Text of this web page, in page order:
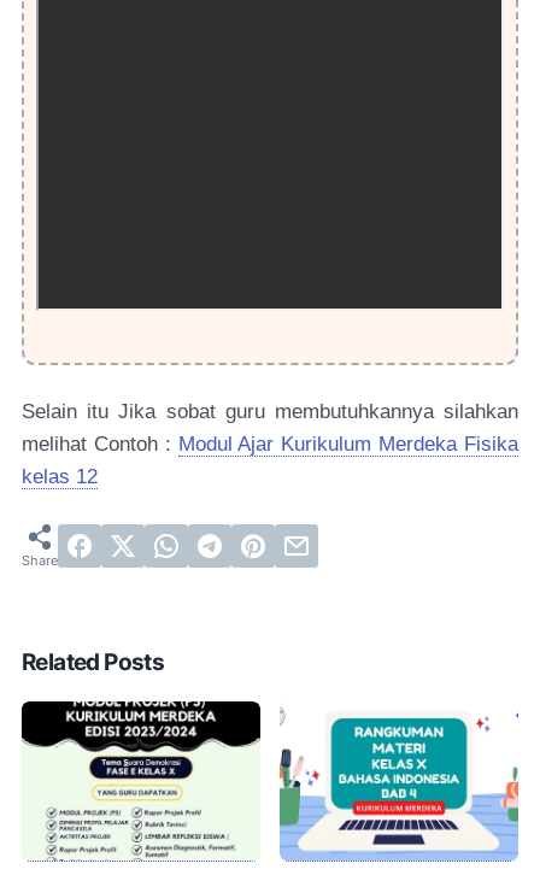
Selain itu Jika sobat guru membutuhkannya silahkan
melihat Contoh : Modul Ajar Kurikulum Merdeka Fisika
kelas 12
Related Posts